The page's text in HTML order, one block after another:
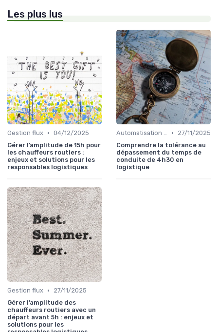
Les plus lus
Gestion flux • 04/12/2025
Gérer l’amplitude de 15h pour
les chauffeurs routiers :
enjeux et solutions pour les
responsables logistiques
Automatisation processus •
27/11/2025
Comprendre la tolérance au
dépassement du temps de
conduite de 4h30 en
logistique
Gestion flux •
27/11/2025
Gérer l’amplitude des
chauffeurs routiers avec un
départ avant 5h : enjeux et
solutions pour les